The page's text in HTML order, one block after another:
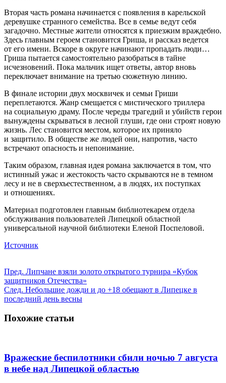
Вторая часть романа начинается с появления в карельской
деревушке странного семейства. Все в семье ведут себя
загадочно. Местные жители относятся к приезжим враждебно.
Здесь главным героем становится Гриша, и рассказ ведется
от его имени. Вскоре в округе начинают пропадать люди…
Гриша пытается самостоятельно разобраться в тайне
исчезновений. Пока мальчик ищет ответы, автор вновь
переключает внимание на третью сюжетную линию.
В финале истории двух москвичек и семьи Гриши
переплетаются. Жанр смещается с мистического триллера
на социальную драму. После череды трагедий и убийств герои
вынуждены скрываться в лесной глуши, где они строят новую
жизнь. Лес становится местом, которое их приняло
и защитило. В обществе же людей они, напротив, часто
встречают опасность и непонимание.
Таким образом, главная идея романа заключается в том, что
истинный ужас и жестокость часто скрываются не в темном
лесу и не в сверхъестественном, а в людях, их поступках
и отношениях.
Материал подготовлен главным библиотекарем отдела
обслуживания пользователей Липецкой областной
универсальной научной библиотеки Еленой Поспеловой.
Источник
Пред. Липчане взяли золото открытого турнира «Кубок
защитников Отечества»
След. Небольшие дожди и до +18 обещают в Липецке в
последний день весны
Похожие статьи
Вражеские беспилотники сбили ночью 7 августа
в небе над Липецкой областью